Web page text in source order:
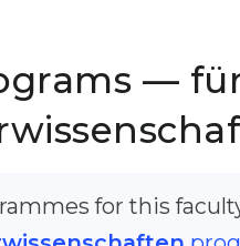
—
for this